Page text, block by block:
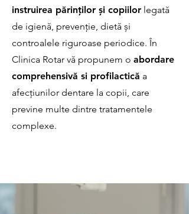
instruirea părinților și copiilor legată
de igienă, prevenție, dietă și
controalele riguroase periodice. În
Clinica Rotar vă propunem o abordare
comprehensivă si profilactică a
afecțiunilor dentare la copii, care
previne multe dintre tratamentele
complexe.